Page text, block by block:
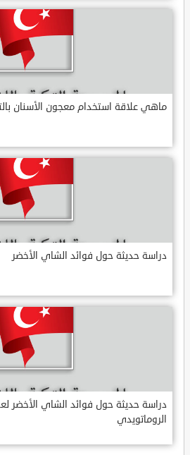
ماهي علاقة استخدام معجون الأسنان
دراسة حديثة حول فوائد الشاي الأخضر
دراسة حديثة حول فوائد الشاي الأخضر
الروماتويدي